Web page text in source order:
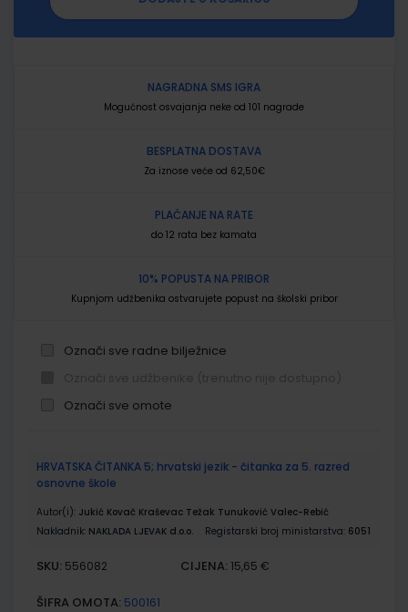
NAGRADNA SMS IGRA
Mogućnost osvajanja neke od 101 nagrade
BESPLATNA DOSTAVA
Za iznose veće od 62,50€
PLAĆANJE NA RATE
do 12 rata bez kamata
10% POPUSTA NA PRIBOR
Kupnjom udžbenika ostvarujete popust na školski pribor
Označi sve radne bilježnice
Označi sve omote
proizvodi
HRVATSKA ČITANKA 5; hrvatski jezik - čitanka za 5. razred
osnovne škole
Autor(i): Jukić Kovač Kraševac Težak Tunuković Valec-Rebić
Nakladnik: NAKLADA LJEVAK d.o.o. Registarski broj ministarstva: 6051
SKU: 556082 CIJENA: 15,65 €
ŠIFRA OMOTA: 500161